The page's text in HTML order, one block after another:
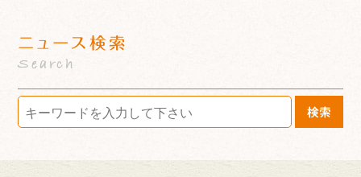
ニュース検索
Search
検索